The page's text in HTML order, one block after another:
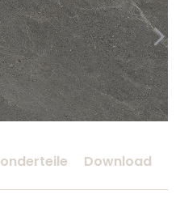
Download